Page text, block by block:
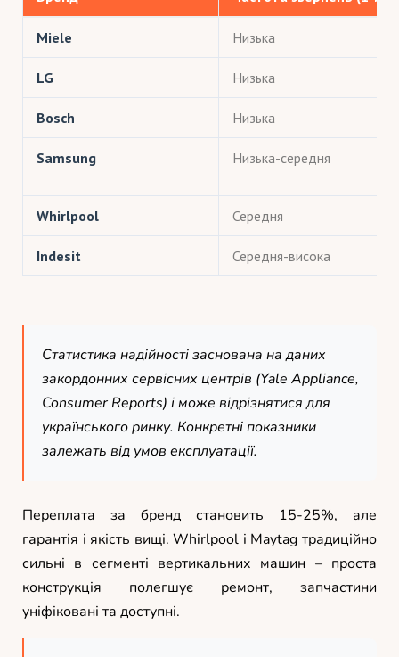
Miele Низька
LG Низька
Bosch Низька
Samsung Низька-середня
Whirlpool Середня
Indesit Середня-висока
Статистика надійності заснована на даних
закордонних сервісних центрів (Yale Appliance,
Consumer Reports) і може відрізнятися для
українського ринку. Конкретні показники
залежать від умов експлуатації.
Переплата за бренд становить 15-25%, але
гарантія і якість вищі. Whirlpool і Maytag традиційно
сильні в сегменті вертикальних машин – проста
конструкція полегшує ремонт, запчастини
уніфіковані та доступні.